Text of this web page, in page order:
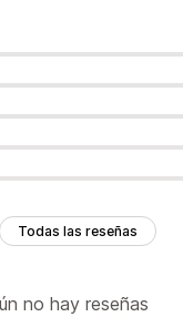
Todas las reseñas
no hay reseñas